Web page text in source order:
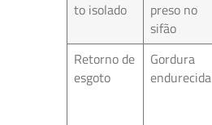
to isolado
preso no
sifão
Retorno de
esgoto
Gordura
endurecida